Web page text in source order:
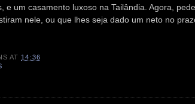
e um casamento luxoso na Tailândia. Agora,
nele, ou que lhes seja dado um neto no
AT 14:36